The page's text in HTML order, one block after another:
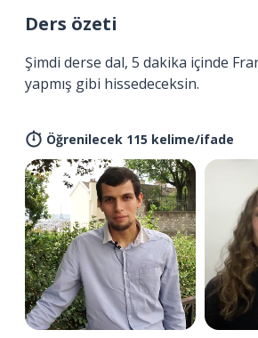
Ders özeti
Şimdi derse dal, 5 dakika içinde
yapmış gibi hissedeceksin.
Öğrenilecek 115 kelime/ifade